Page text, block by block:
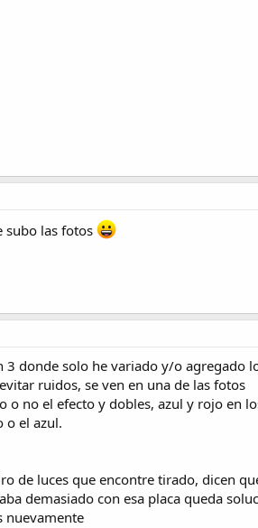
subo las fotos
donde solo he variado y/o agregado
ruidos, se ven en una de las fotos
o no el efecto y dobles, azul y rojo en
o el azul.
de luces que encontre tirado, dicen
demasiado con esa placa queda
nuevamente